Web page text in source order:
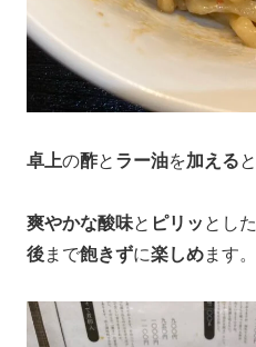
卓上の酢とラー油を加えると
爽やかな酸味と ピリッとした
後まで飽きずに楽しめます。